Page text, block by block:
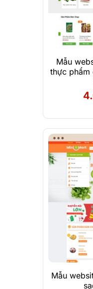
Mẫu
thực phẩm
Mẫu